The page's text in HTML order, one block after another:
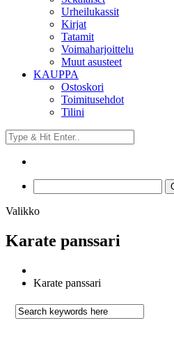
Urheilukassit
Kirjat
Tatamit
Voimaharjoittelu
Muut asusteet
KAUPPA
Ostoskori
Toimitusehdot
Tilini
Valikko
Karate panssari
Karate panssari